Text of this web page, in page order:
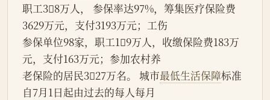
职工38万人， 参保率达97%，筹集医疗保险费
3629万元，支付3193万元；工伤
参保单位98家，职工19万人，收缴保险费183万
元，支付163万元；参加农村养
老保险的居民327万名。 城市最低生活保障标准
自7月1日起由过去的每人每月